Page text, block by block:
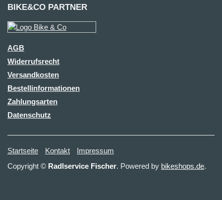
BIKE&CO PARTNER
AGB
Widerrufsrecht
Versandkosten
Bestellinformationen
Zahlungsarten
Datenschutz
Startseite Kontakt
Impressum
Copyright © Radlservice Fischer. Powered by bikeshops.de.